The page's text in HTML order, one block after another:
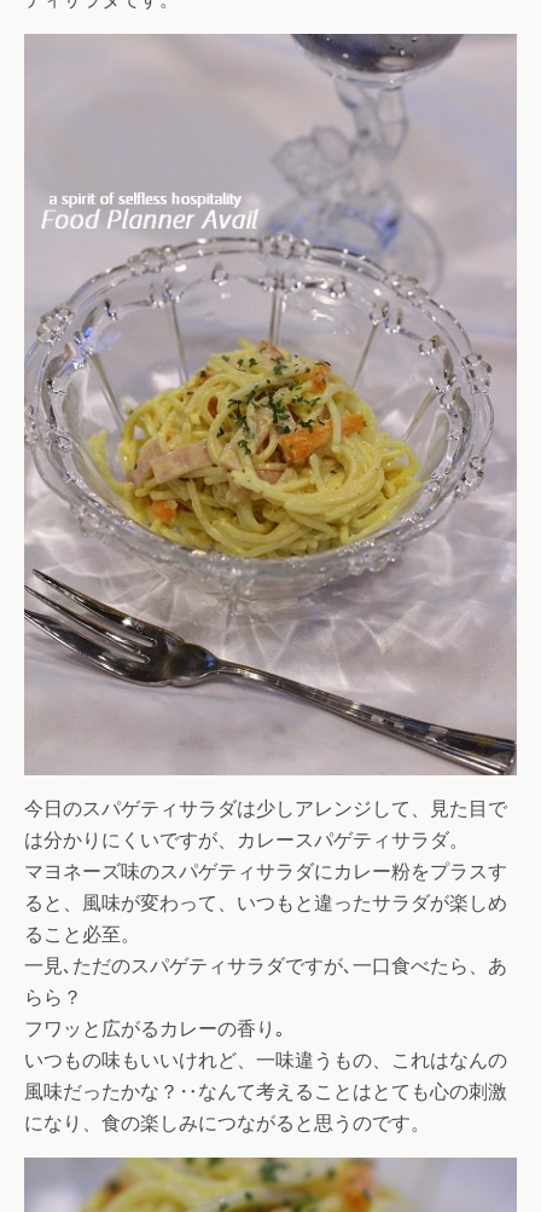
今日のスパゲティサラダは少しアレンジして、見た目で
は分かりにくいですが、カレースパゲティサラダ。
マヨネーズ味のスパゲティサラダにカレー粉をプラスす
ると、風味が変わって、いつもと違ったサラダが楽しめ
ること必至。
一見､ただのスパゲティサラダですが､一口食べたら、あ
らら？
フワッと広がるカレーの香り｡
いつもの味もいいけれど、一味違うもの、これはなんの
風味だったかな？‥なんて考えることはとても心の刺激
になり、食の楽しみにつながると思うのです。